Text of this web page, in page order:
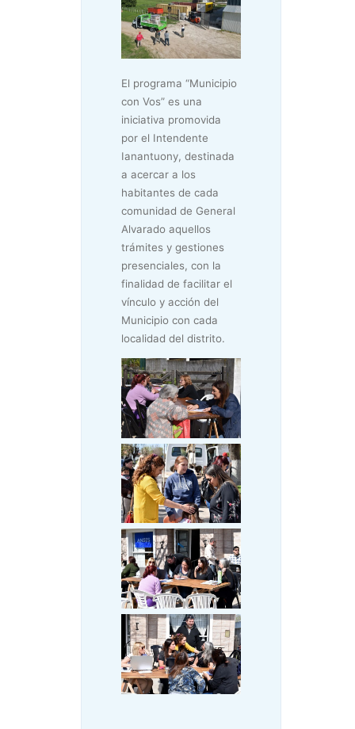
El programa “Municipio
con Vos” es una
iniciativa promovida
por el Intendente
Ianantuony, destinada
a acercar a los
habitantes de cada
comunidad de General
Alvarado aquellos
trámites y gestiones
presenciales, con la
finalidad de facilitar el
vínculo y acción del
Municipio con cada
localidad del distrito.